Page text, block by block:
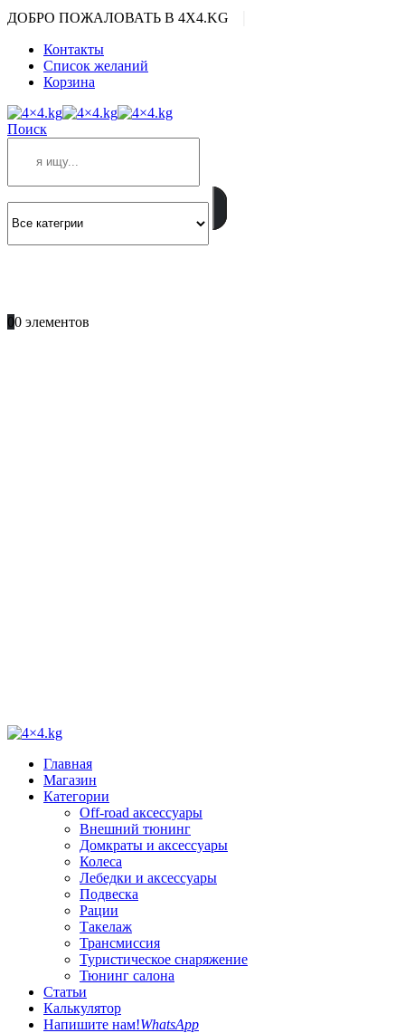
ДОБРО ПОЖАЛОВАТЬ В 4X4.KG
Контакты
Список желаний
Корзина
Поиск
00 элементов
Главная
Магазин
Категории
Off-road аксессуары
Внешний тюнинг
Домкраты и аксессуары
Колеса
Лебедки и аксессуары
Подвеска
Рации
Такелаж
Трансмиссия
Туристическое снаряжение
Тюнинг салона
Статьи
Калькулятор
Напишите нам!WhatsApp